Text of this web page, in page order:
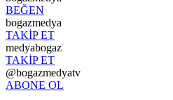
BEĞEN
bogazmedya
TAKİP ET
medyabogaz
TAKİP ET
@bogazmedyatv
ABONE OL